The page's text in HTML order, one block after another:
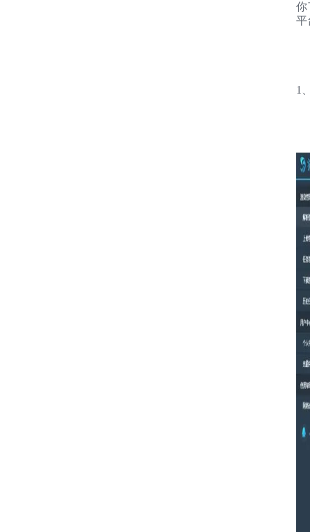
你
平
1